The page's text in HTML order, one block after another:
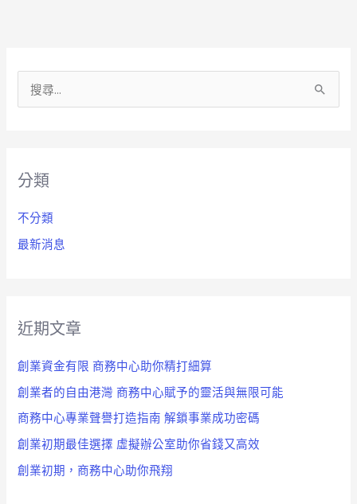
字
分類
不分類
最新消息
近期文章
創業資金有限 商務中心助你精打細算
創業者的自由港灣 商務中心賦予的靈活與無限可能
商務中心專業聲譽打造指南 解鎖事業成功密碼
創業初期最佳選擇 虛擬辦公室助你省錢又高效
創業初期，商務中心助你飛翔